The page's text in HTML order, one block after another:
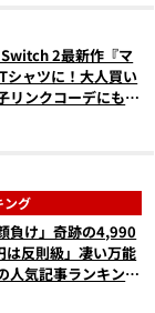
Switch 2最新作『マ
シャツに！大人買い
リンクコーデにも最
ング
負け」奇跡の4,990
反則級」凄い万能
人気記事ランキング